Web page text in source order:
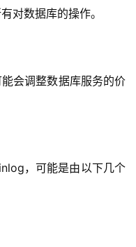
对数据库的操作。
会调整数据库服务的价
，可能是由以下几个